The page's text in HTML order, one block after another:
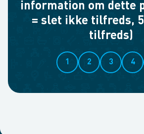
information om dette
= slet ikke tilfreds,
tilfreds)
1 2 3 4